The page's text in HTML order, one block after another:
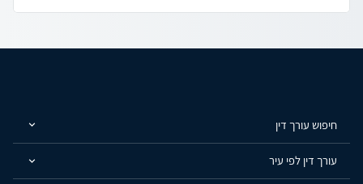
חיפוש עורך דין
עורך דין לפי עיר